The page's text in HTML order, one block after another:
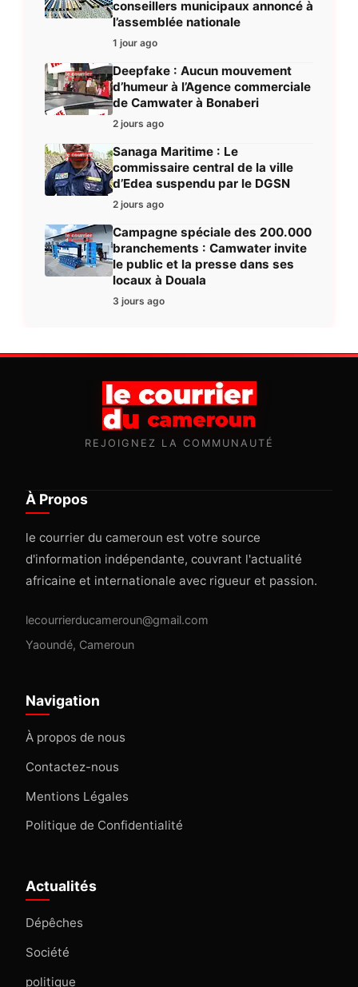
conseillers municipaux annoncé à
l’assemblée nationale
1 jour ago
Deepfake : Aucun mouvement
d’humeur à l’Agence commerciale
de Camwater à Bonaberi
2 jours ago
Sanaga Maritime : Le
commissaire central de la ville
d’Edea suspendu par le DGSN
2 jours ago
Campagne spéciale des 200.000
branchements : Camwater invite
le public et la presse dans ses
locaux à Douala
3 jours ago
REJOIGNEZ LA COMMUNAUTÉ
À Propos
le courrier du cameroun est votre source
d'information indépendante, couvrant l'actualité
africaine et internationale avec rigueur et passion.
lecourrierducameroun@gmail.com
Yaoundé, Cameroun
Navigation
À propos de nous
Contactez-nous
Mentions Légales
Politique de Confidentialité
Actualités
Dépêches
Société
politique